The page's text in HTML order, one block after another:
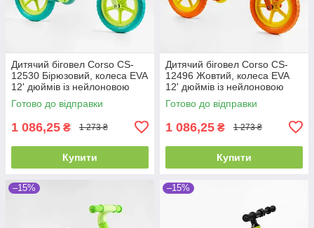
Дитячий біговел Corso CS-
12530 Бірюзовий, колеса EVA
12' дюймів із нейлоновою
рамою та вилкою, велобіг
Готово до відправки
1 086,25 ₴ 1 273 ₴
Купити
Дитячий біговел Corso CS-
12496 Жовтий, колеса EVA
12' дюймів із нейлоновою
рамою та вилкою, велобіг
Готово до відправки
1 086,25 ₴ 1 273 ₴
Купити
–15% –15%